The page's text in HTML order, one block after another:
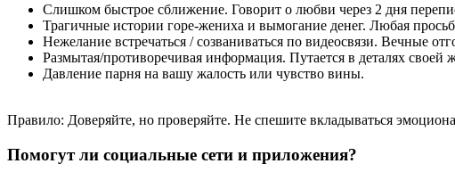
Слишком быстрое сближение. Говорит о любви через 2 дня
Трагичные истории горе-жениха и вымогание денег. Любая
Нежелание встречаться / созваниваться по видеосвязи. Вечные
Размытая/противоречивая информация. Путается в деталях своей
Давление парня на вашу жалость или чувство вины.
Правило: Доверяйте, но проверяйте. Не спешите вкладываться
Помогут ли социальные сети и приложения?